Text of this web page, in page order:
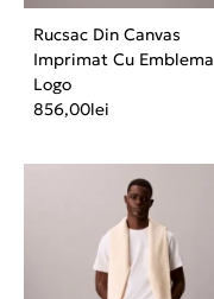
Rucsac Din Canvas
Imprimat Cu Emblema
Logo
856,00lei